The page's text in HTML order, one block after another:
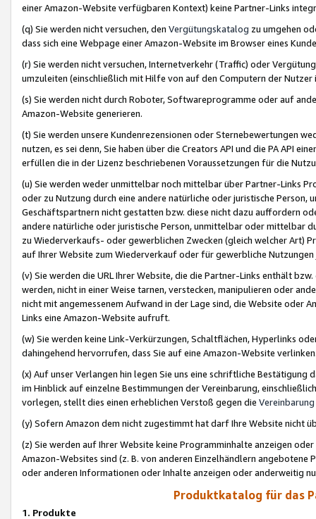
einer Amazon-Website verfügbaren Kontext) keine Partner-Links
(q) Sie werden nicht versuchen, den Vergütungskatalog zu umgehen
dass sich eine Webpage einer Amazon-Website im Browser eines
(r) Sie werden nicht versuchen, Internetverkehr (Traffic) oder
umzuleiten (einschließlich mit Hilfe von auf den Computern der
(s) Sie werden nicht durch Roboter, Softwareprogramme oder auf
Amazon-Website generieren.
(t) Sie werden unsere Kundenrezensionen oder Sternebewertungen
nutzen, es sei denn, Sie haben über die Creators API und die PA API
erfüllen die in der Lizenz beschriebenen Voraussetzungen für die
(u) Sie werden weder unmittelbar noch mittelbar über Partner-Links
oder zu Nutzung durch eine andere natürliche oder juristische
Geschäftspartnern nicht gestatten bzw. diese nicht dazu auffordern
andere natürliche oder juristische Person, unmittelbar oder mittelbar
zu Wiederverkaufs- oder gewerblichen Zwecken (gleich welcher Art)
auf Ihrer Website zum Wiederverkauf oder für gewerbliche
(v) Sie werden die URL Ihrer Website, die die Partner-Links enthält
werden, nicht in einer Weise tarnen, verstecken, manipulieren oder
nicht mit angemessenem Aufwand in der Lage sind, die Website oder
Links eine Amazon-Website aufruft.
(w) Sie werden keine Link-Verkürzungen, Schaltflächen, Hyperlinks
dahingehend hervorrufen, dass Sie auf eine Amazon-Website
(x) Auf unser Verlangen hin legen Sie uns eine schriftliche
im Hinblick auf einzelne Bestimmungen der Vereinbarung,
vorlegen, stellt dies einen erheblichen Verstoß gegen die Vereinbarung
(y) Sofern Amazon dem nicht zugestimmt hat darf Ihre Website nicht
(z) Sie werden auf Ihrer Website keine Programminhalte anzeigen
Amazon-Websites sind (z. B. von anderen Einzelhändlern
oder anderen Informationen oder Inhalte anzeigen oder anderweitig
Produktkatalog für das
1. Produkte